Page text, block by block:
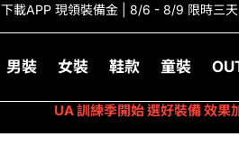
下載APP 現領裝備金 | 8/6 - 8/9 限時三
男裝 女裝 鞋款 童裝
UA 訓練季開始 選好裝備 效果